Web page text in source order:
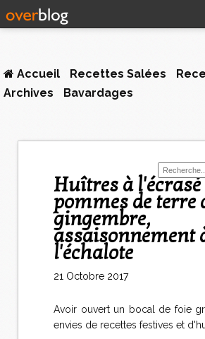
Accueil Recettes Salées
Archives
Bavardages
Huîtres à l'écrasé de
pommes de terre
gingembre,
assaisonnement
l'échalote
21 Octobre 2017
Avoir ouvert un bocal de foie
envies de recettes festives et